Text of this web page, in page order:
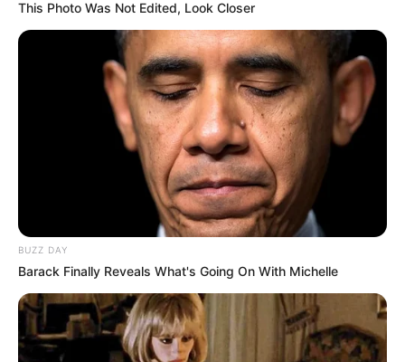
This Photo Was Not Edited, Look Closer
BUZZ DAY
Barack Finally Reveals What's Going On With Michelle